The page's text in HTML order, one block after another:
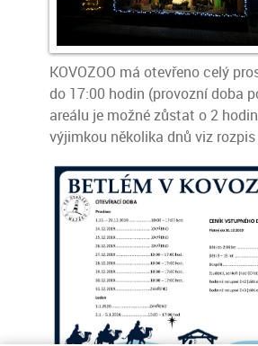
KOVOZOO má otevřeno celý
do 17:00 hodin (provozní doba
areálu je možné zůstat o 2
výjimkou několika dnů viz rozpis